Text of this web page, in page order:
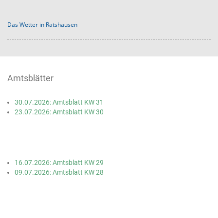
Das Wetter in Ratshausen
Amtsblätter
30.07.2026: Amtsblatt KW 31
23.07.2026: Amtsblatt KW 30
16.07.2026: Amtsblatt KW 29
09.07.2026: Amtsblatt KW 28